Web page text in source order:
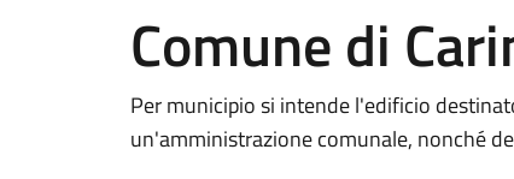
Comune di
Per municipio si intende l'edificio
un'amministrazione comunale, nonché